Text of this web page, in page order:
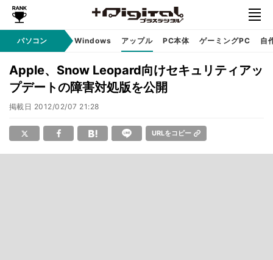
パソコン Windows アップル PC本体 ゲーミングPC 自
Apple、Snow Leopard向けセキュリティアッ
プデートの障害対処版を公開
掲載日 2012/02/07 21:28
URLをコピー